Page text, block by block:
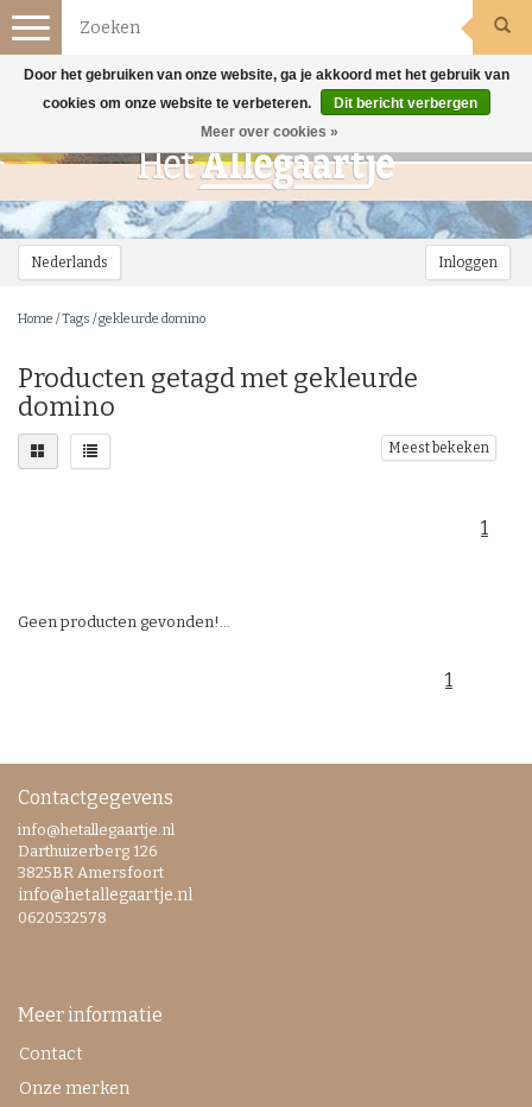
Nederlands Inloggen
Toggle
navigation
Home /Tags /gekleurde domino
Producten getagd met gekleurde
domino
Meest bekeken
1
Geen producten gevonden!...
1
Contactgegevens
info@hetallegaartje.nl
Darthuizerberg 126
3825BR Amersfoort
info@hetallegaartje.nl
0620532578
Meer informatie
Contact
Onze merken
Door het gebruiken van onze website, ga je akkoord met het gebruik van
cookies om onze website te verbeteren.
Dit bericht verbergen
Meer over cookies »